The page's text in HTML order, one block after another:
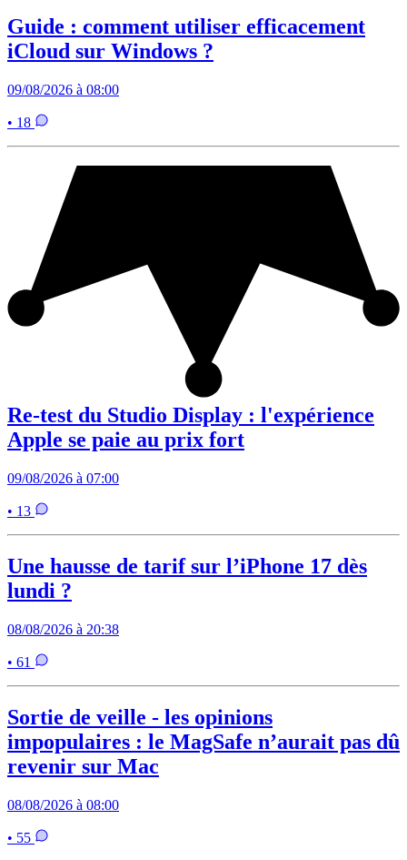
Guide : comment utiliser efficacement
iCloud sur Windows ?
09/08/2026 à 08:00
• 18
Re-test du Studio Display : l'expérience
Apple se paie au prix fort
09/08/2026 à 07:00
• 13
Une hausse de tarif sur l’iPhone 17 dès
lundi ?
08/08/2026 à 20:38
• 61
Sortie de veille - les opinions
impopulaires : le MagSafe n’aurait pas dû
revenir sur Mac
08/08/2026 à 08:00
• 55